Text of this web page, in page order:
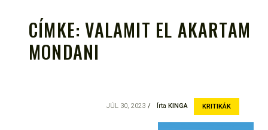
EGÉSZSÉGES OLVASÁS
TÁMOGATÓJA
CÍMKE:VALAMIT EL AKARTAM
MONDANI
KRITIKÁK
Írta KINGA
JÚL 30, 2023